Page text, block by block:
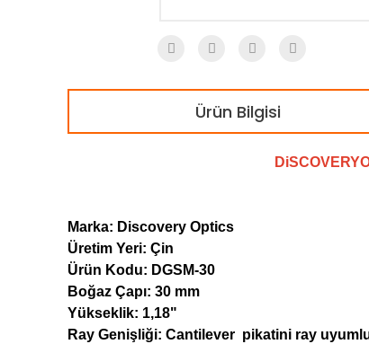
Ürün Bilgisi
Marka: Discovery Optics
Üretim Yeri: Çin
Ürün Kodu: DGSM-30
Boğaz Çapı: 30 mm
Yükseklik: 1,18"
Ray Genişliği: Cantilever pikatini ray